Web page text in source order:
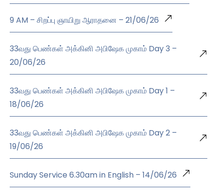
9 AM – சிறப்பு ஞாயிறு ஆராதனை – 21/06/26
33வது பெண்கள் அக்கினி அபிஷேக முகாம் Day 3 –
20/06/26
33வது பெண்கள் அக்கினி அபிஷேக முகாம் Day 1 –
18/06/26
33வது பெண்கள் அக்கினி அபிஷேக முகாம் Day 2 –
19/06/26
Sunday Service 6.30am in English – 14/06/26